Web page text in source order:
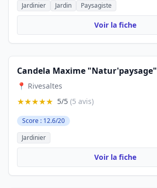
Jardinier
Jardin Paysagiste
Voir la fiche
Candela Maxime "Natur'paysage"
📍 Rivesaltes
★★★★★ 5/5 (5 avis)
Score : 12.6/20
Jardinier
Voir la fiche